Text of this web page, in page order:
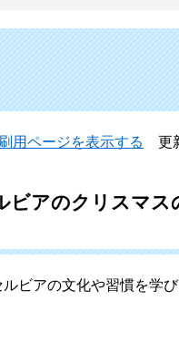
用ページを表示する 更
アのクリスマス
ビアの文化や習慣を学